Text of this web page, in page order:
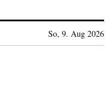
So, 9. Aug 2026